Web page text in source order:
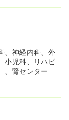
、神経内科、外
小児科、リハビ
、腎センター